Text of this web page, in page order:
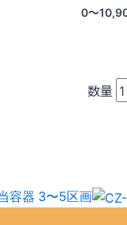
0〜
数量
容器 3〜5区画